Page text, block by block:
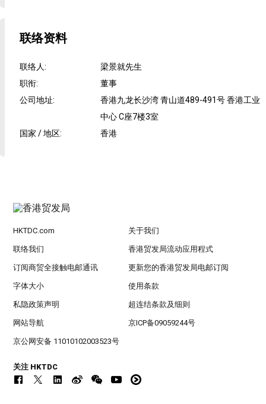
联络资料
联络人:
梁景就先生
职衔:
董事
公司地址:
香港九龙长沙湾 青山道489-491号 香港工业
中心 C座7楼3室
国家 / 地区: 香港
HKTDC.com 关于我们
联络我们 香港贸发局流动应用程式
订阅商贸全接触电邮通讯 更新您的香港贸发局电邮订阅
字体大小 使用条款
私隐政策声明 超连结条款及细则
网站导航 京ICP备09059244号
京公网安备 11010102003523号
关注 HKTDC